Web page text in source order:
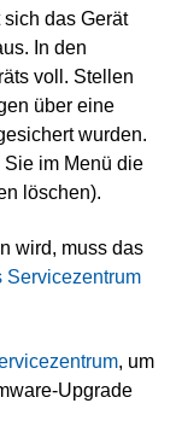
das Gerät
In den
voll. Stellen
über eine
wurden.
im Menü die
löschen).
wird, muss das
Servicezentrum
, um
Upgrade